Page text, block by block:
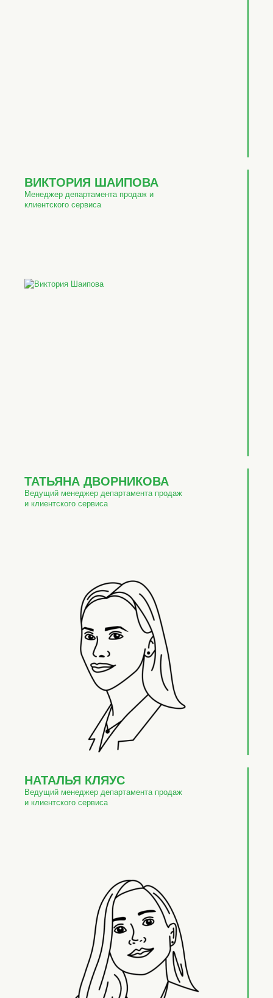
ВИКТОРИЯ ШАИПОВА
Менеджер департамента продаж и
клиентского сервиса
ТАТЬЯНА ДВОРНИКОВА
Ведущий менеджер департамента продаж
и клиентского сервиса
НАТАЛЬЯ КЛЯУС
Ведущий менеджер департамента продаж
и клиентского сервиса